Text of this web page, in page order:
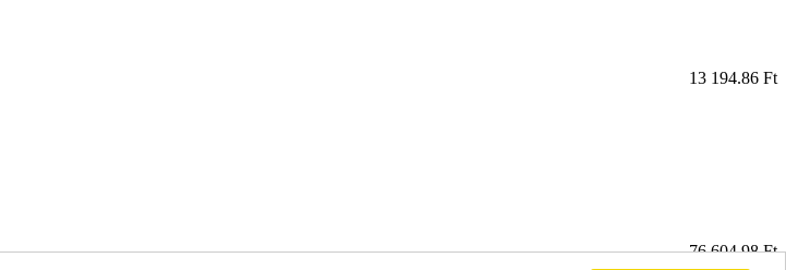
13 194.86 Ft
76 604.98 Ft